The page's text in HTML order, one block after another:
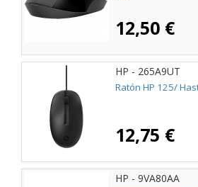
12,50 €
HP - 265A9UT
Ratón HP 125/
12,75 €
HP - 9VA80AA